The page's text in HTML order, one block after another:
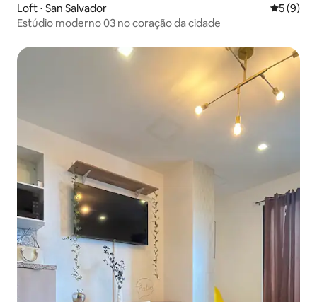
Loft ⋅ San Salvador 5 de
5 (9)
Estúdio moderno 03 no coração da cidade